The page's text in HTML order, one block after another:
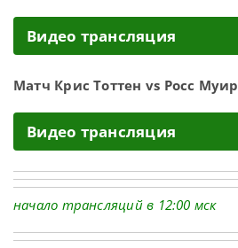
Видео трансляция
Матч Крис Тоттен vs Росс Муир
Видео трансляция
начало трансляций в 12:00 мск